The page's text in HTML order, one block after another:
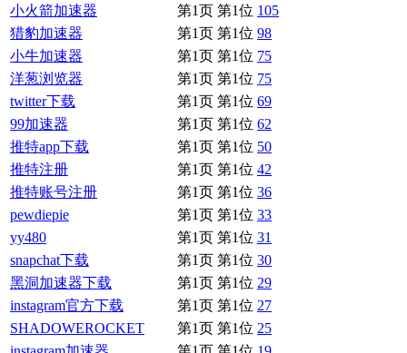
小火箭加速器
第1页 第1位 105
猎豹加速器
第1页 第1位 98
小牛加速器
第1页 第1位 75
洋葱浏览器
第1页 第1位 75
twitter下载
第1页 第1位 69
99加速器
第1页 第1位 62
推特app下载
第1页 第1位 50
推特注册
第1页 第1位 42
推特账号注册
第1页 第1位 36
pewdiepie
第1页 第1位 33
yy480
第1页 第1位 31
snapchat下载
第1页 第1位 30
黑洞加速器下载
第1页 第1位 29
instagram官方下载
第1页 第1位 27
SHADOWEROCKET
第1页 第1位 25